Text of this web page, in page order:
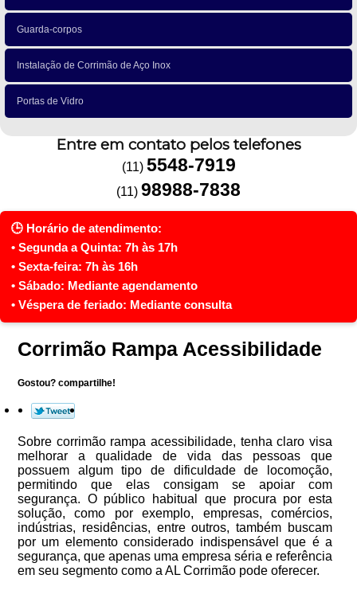
Guarda-corpos
Instalação de Corrimão de Aço Inox
Portas de Vidro
Entre em contato pelos telefones
(11) 5548-7919
(11) 98988-7838
Corrimão Rampa Acessibilidade
Gostou? compartilhe!
Sobre corrimão rampa acessibilidade, tenha claro visa
melhorar a qualidade de vida das pessoas que
possuem algum tipo de dificuldade de locomoção,
permitindo que elas consigam se apoiar com
segurança. O público habitual que procura por esta
solução, como por exemplo, empresas, comércios,
indústrias, residências, entre outros, também buscam
por um elemento considerado indispensável que é a
segurança, que apenas uma empresa séria e referência
em seu segmento como a AL Corrimão pode oferecer.